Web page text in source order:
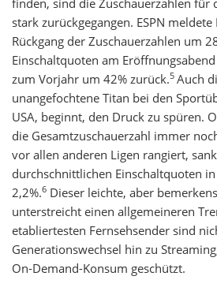
finden, sind die Zuschauerzahlen für
stark zurückgegangen. ESPN
Rückgang der Zuschauerzahlen um
Einschaltquoten am
zum Vorjahr um 42% zurück.5 Auch
unangefochtene Titan bei den
USA, beginnt, den Druck zu spüren.
die Gesamtzuschauerzahl immer
vor allen anderen Ligen rangiert,
durchschnittlichen Einschaltquoten
2,2%.6 Dieser leichte, aber
unterstreicht einen allgemeineren
etabliertesten Fernsehsender sind
Generationswechsel hin zu
On-Demand-Konsum geschützt.